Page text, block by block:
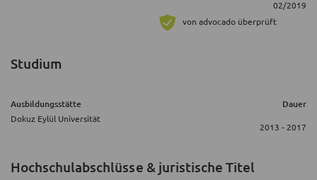
02/2019
von advocado überprüft
Studium
Ausbildungsstätte Dauer
Dokuz Eylül Universität
2013 - 2017
Hochschulabschlüsse & juristische Titel